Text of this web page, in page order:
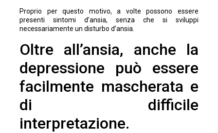
Proprio per questo motivo, a volte possono essere
presenti sintomi d’ansia, senza che si sviluppi
necessariamente un disturbo d’ansia.
Oltre all’ansia, anche la
depressione può essere
facilmente mascherata e
di difficile
interpretazione.